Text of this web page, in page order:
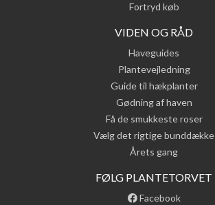
Fortryd køb
VIDEN OG RÅD
Haveguides
Plantevejledning
Guide til hækplanter
Gødning af haven
Få de smukkeste roser
Vælg det rigtige bunddække
Årets gang
FØLG PLANTETORVET
Facebook